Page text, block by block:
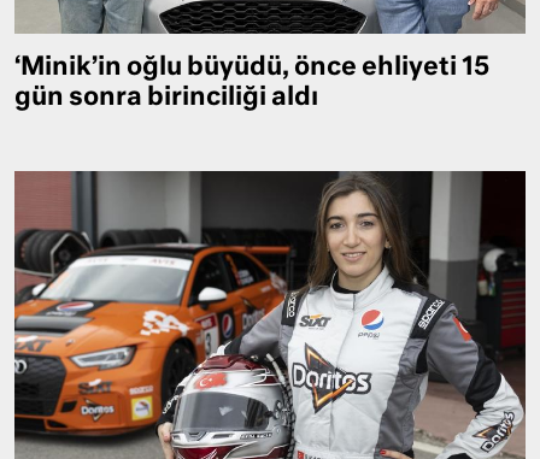
‘Minik’in oğlu büyüdü, önce ehliyeti 15
gün sonra birinciliği aldı